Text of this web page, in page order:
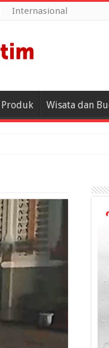
Internasional
Produk Wisata dan